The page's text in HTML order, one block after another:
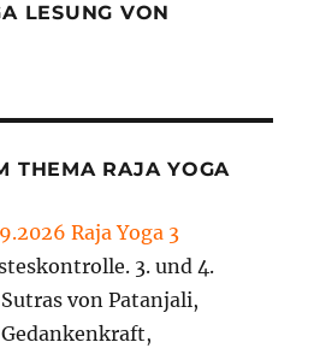
LESUNG VON
THEMA RAJA YOGA
Raja Yoga 3
3. und 4.
von Patanjali,